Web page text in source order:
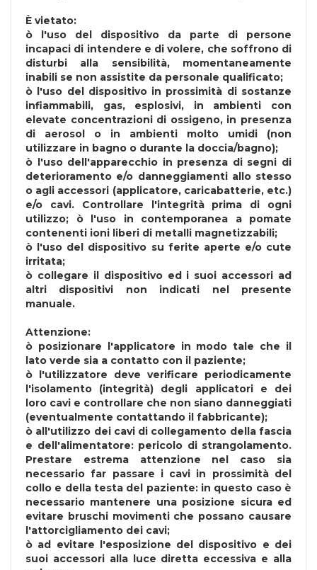
È vietato:
ò l'uso del dispositivo da parte di persone
incapaci di intendere e di volere, che soffrono di
disturbi alla sensibilità, momentaneamente
inabili se non assistite da personale qualificato;
ò l'uso del dispositivo in prossimità di sostanze
infiammabili, gas, esplosivi, in ambienti con
elevate concentrazioni di ossigeno, in presenza
di aerosol o in ambienti molto umidi (non
utilizzare in bagno o durante la doccia/bagno);
ò l'uso dell'apparecchio in presenza di segni di
deterioramento e/o danneggiamenti allo stesso
o agli accessori (applicatore, caricabatterie, etc.)
e/o cavi. Controllare l'integrità prima di ogni
utilizzo; ò l'uso in contemporanea a pomate
contenenti ioni liberi di metalli magnetizzabili;
ò l'uso del dispositivo su ferite aperte e/o cute
irritata;
ò collegare il dispositivo ed i suoi accessori ad
altri dispositivi non indicati nel presente
manuale.
Attenzione:
ò posizionare l'applicatore in modo tale che il
lato verde sia a contatto con il paziente;
ò l'utilizzatore deve verificare periodicamente
l'isolamento (integrità) degli applicatori e dei
loro cavi e controllare che non siano danneggiati
(eventualmente contattando il fabbricante);
ò all'utilizzo dei cavi di collegamento della fascia
e dell'alimentatore: pericolo di strangolamento.
Prestare estrema attenzione nel caso sia
necessario far passare i cavi in prossimità del
collo e della testa del paziente: in questo caso è
necessario mantenere una posizione sicura ed
evitare bruschi movimenti che possano causare
l'attorcigliamento dei cavi;
ò ad evitare l'esposizione del dispositivo e dei
suoi accessori alla luce diretta eccessiva e alla